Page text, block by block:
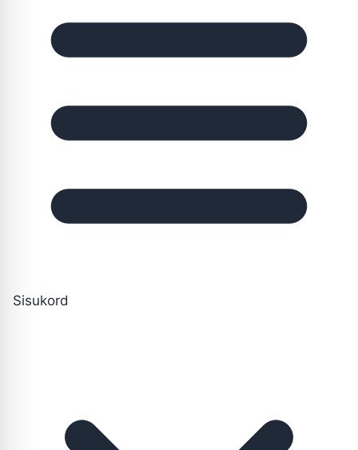
Sisukord